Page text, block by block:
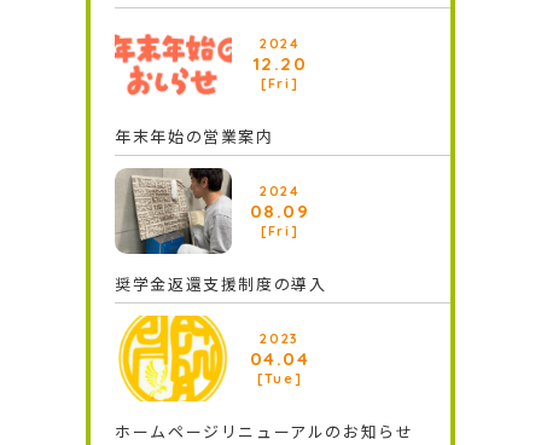
2024
12.20
[Fri]
年末年始の営業案内
2024
08.09
[Fri]
奨学⾦返還⽀援制度の導⼊
2023
04.04
[Tue]
ホームページリニューアルのお知らせ